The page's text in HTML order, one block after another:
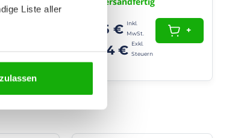
Liste aller
+
11,95 €
10,04 €
+